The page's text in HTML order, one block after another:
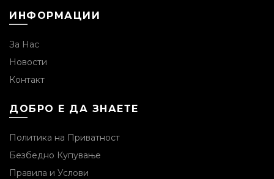
ИНФОРМАЦИИ
За Нас
Новости
Контакт
ДОБРО Е ДА ЗНАЕТЕ
Политика на Приватност
Безбедно Купување
Правила и Услови